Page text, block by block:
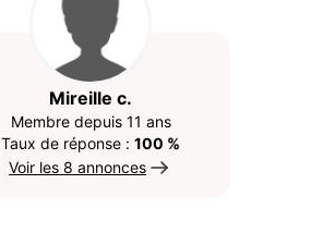
Mireille c.
Membre depuis 11 ans
Taux de réponse : 100 %
Voir les 8 annonces